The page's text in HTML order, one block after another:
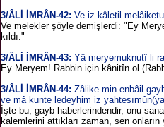
3/ÂLİ İMRÂN-42: Ve iz kâletil
Ve melekler şöyle demişlerdi: "Ey
kıldı."
3/ÂLİ İMRÂN-43: Yâ meryemuknutî li
Ey Meryem! Rabbin için kânitîn ol
3/ÂLİ İMRÂN-44: Zâlike min enbâil
ve mâ kunte ledeyhim iz
İşte bu, gayb haberlerindendir, onu
kalemlerini attıkları zaman, sen onların